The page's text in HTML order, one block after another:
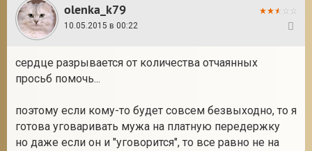
olenka_k79
10.05.2015 в 00:22
cердце разрывается от количества отчаянных
просьб помочь...
поэтому если кому-то будет совсем безвыходно, то я
готова уговаривать мужа на платную передержку
но даже если он и "уговорится", то все равно не на